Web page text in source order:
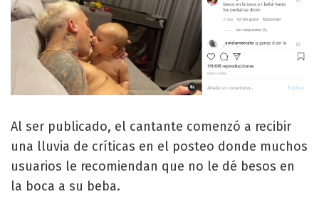
Al ser publicado, el cantante comenzó a recibir
una lluvia de críticas en el posteo donde muchos
usuarios le recomiendan que no le dé besos en
la boca a su beba.